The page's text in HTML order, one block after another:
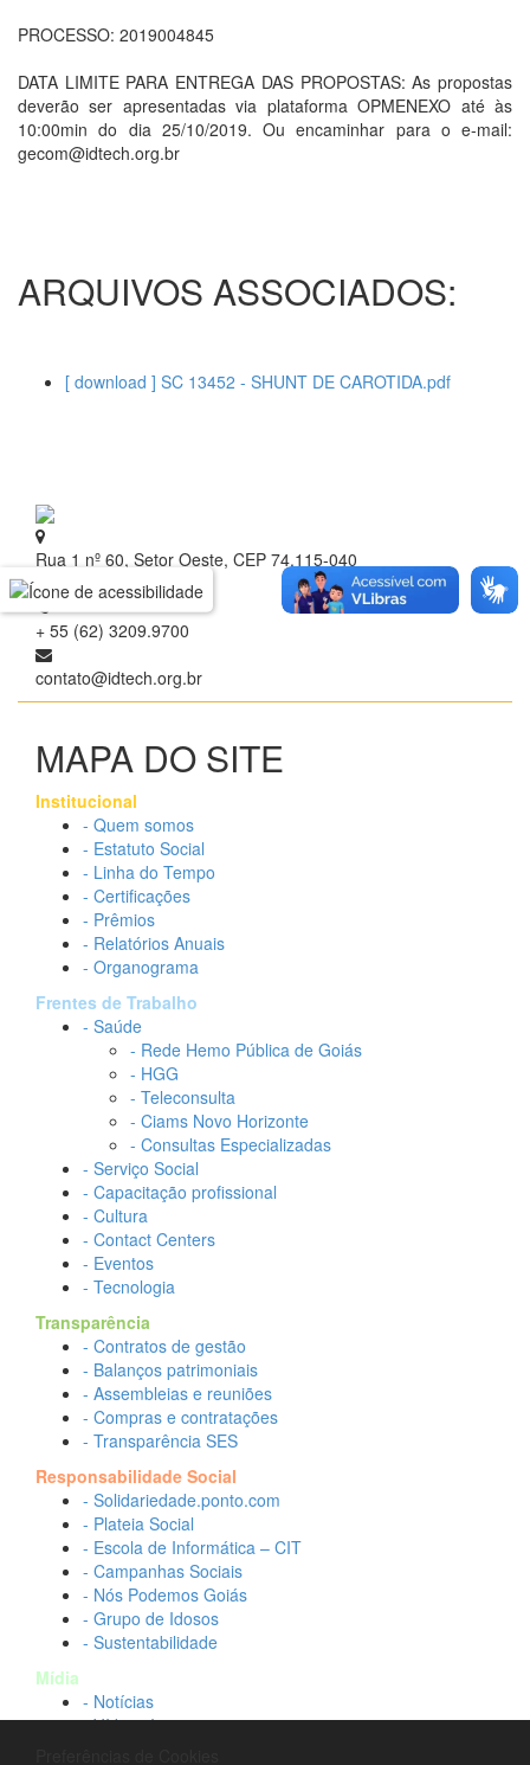
PROCESSO: 2019004845
DATA LIMITE PARA ENTREGA DAS PROPOSTAS: As propostas
deverão ser apresentadas via plataforma OPMENEXO até às
10:00min do dia 25/10/2019. Ou encaminhar para o e-mail:
gecom@idtech.org.br
ARQUIVOS ASSOCIADOS:
[ download ] SC 13452 - SHUNT DE CAROTIDA.pdf
Rua 1 nº 60, Setor Oeste, CEP 74.115-040
Goiânia - Goiás
+ 55 (62) 3209.9700
contato@idtech.org.br
MAPA DO SITE
Institucional
- Quem somos
- Estatuto Social
- Linha do Tempo
- Certificações
- Prêmios
- Relatórios Anuais
- Organograma
Frentes de Trabalho
- Saúde
- Rede Hemo Pública de Goiás
- HGG
- Teleconsulta
- Ciams Novo Horizonte
- Consultas Especializadas
- Serviço Social
- Capacitação profissional
- Cultura
- Contact Centers
- Eventos
- Tecnologia
Transparência
- Contratos de gestão
- Balanços patrimoniais
- Assembleias e reuniões
- Compras e contratações
- Transparência SES
Responsabilidade Social
- Solidariedade.ponto.com
- Plateia Social
- Escola de Informática – CIT
- Campanhas Sociais
- Nós Podemos Goiás
- Grupo de Idosos
- Sustentabilidade
Mídia
- Notícias
- Vídeos Institucionais